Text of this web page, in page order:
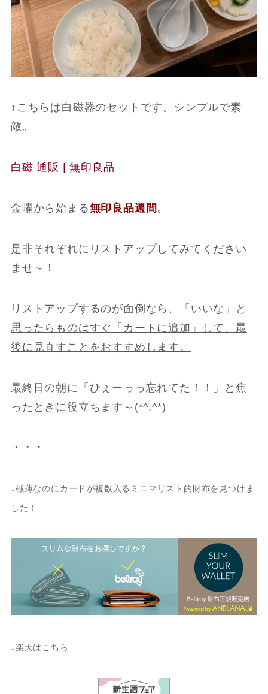
↑こちらは白磁器のセットです。シンプルで素
敵。
白磁 通販 | 無印良品
金曜から始まる無印良品週間 。
是非それぞれにリストアップしてみてください
ませ～！
リストアップするのが面倒なら、「いいな」と
思ったらものはすぐ「カートに追加」して、最
後に見直すことをおすすめします。
最終日の朝に「ひぇーっっ忘れてた！！」と焦
ったときに役立ちます～(*^.^*)
・・・
↓極薄なのにカードが複数入るミニマリスト的財布を見つけま
した！
↓楽天はこちら